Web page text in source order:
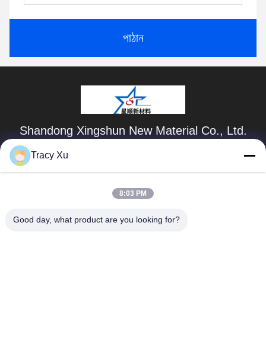
পাঠান
Shandong Xingshun New Material Co., Ltd.
Tracy Xu
8:03 PM
Good day, what product are you looking for?